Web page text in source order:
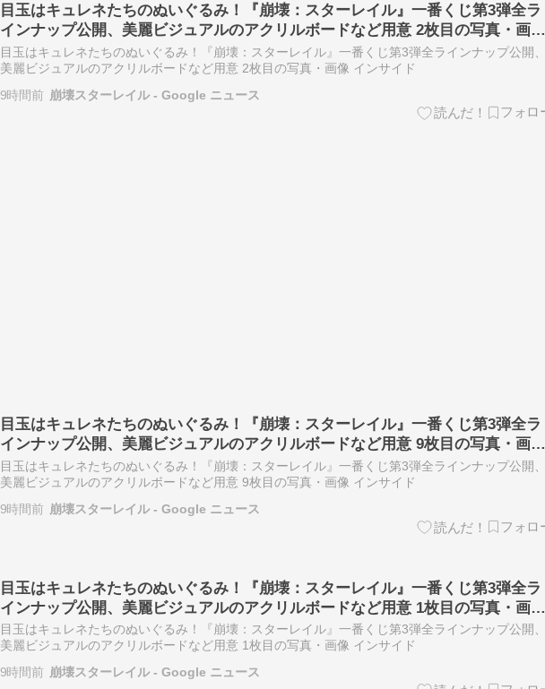
目玉はキュレネたちのぬいぐるみ！『崩壊：スターレイル』一番くじ第3弾全ラ
インナップ公開、美麗ビジュアルのアクリルボードなど用意 2枚目の写真・画像
- インサイド
目玉はキュレネたちのぬいぐるみ！『崩壊：スターレイル』一番くじ第3弾全ラインナップ公開、
美麗ビジュアルのアクリルボードなど用意 2枚目の写真・画像 インサイド
9時間前 崩壊スターレイル - Google ニュース
目玉はキュレネたちのぬいぐるみ！『崩壊：スターレイル』一番くじ第3弾全ラ
インナップ公開、美麗ビジュアルのアクリルボードなど用意 9枚目の写真・画像
- インサイド
目玉はキュレネたちのぬいぐるみ！『崩壊：スターレイル』一番くじ第3弾全ラインナップ公開、
美麗ビジュアルのアクリルボードなど用意 9枚目の写真・画像 インサイド
9時間前 崩壊スターレイル - Google ニュース
目玉はキュレネたちのぬいぐるみ！『崩壊：スターレイル』一番くじ第3弾全ラ
インナップ公開、美麗ビジュアルのアクリルボードなど用意 1枚目の写真・画像
- インサイド
目玉はキュレネたちのぬいぐるみ！『崩壊：スターレイル』一番くじ第3弾全ラインナップ公開、
美麗ビジュアルのアクリルボードなど用意 1枚目の写真・画像 インサイド
9時間前 崩壊スターレイル - Google ニュース